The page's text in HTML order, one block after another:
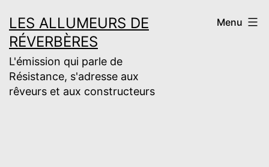
au
contenu
LES ALLUMEURS DE
RÉVERBÈRES
L'émission qui parle de
Résistance, s'adresse aux
rêveurs et aux constructeurs
Menu